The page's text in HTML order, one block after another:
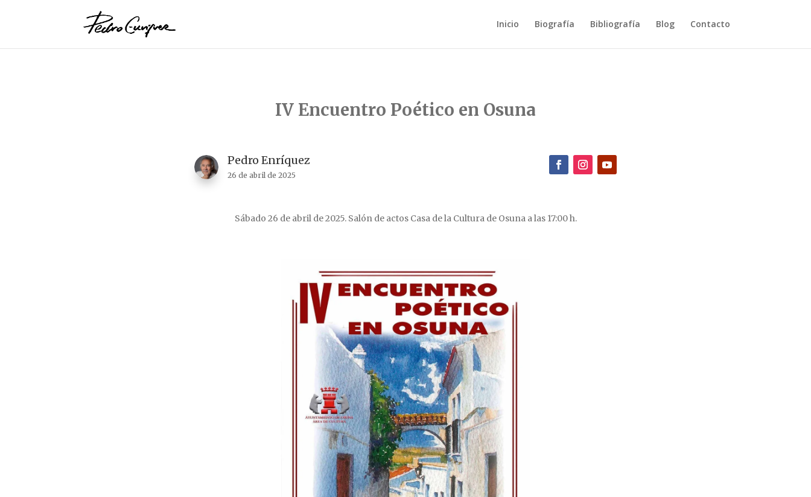
Inicio Biografía Bibliografía Blog Contacto
IV Encuentro Poético en Osuna
Pedro Enríquez
26 de abril de 2025
Sábado 26 de abril de 2025. Salón de actos Casa de la Cultura de Osuna a las 17:00 h.